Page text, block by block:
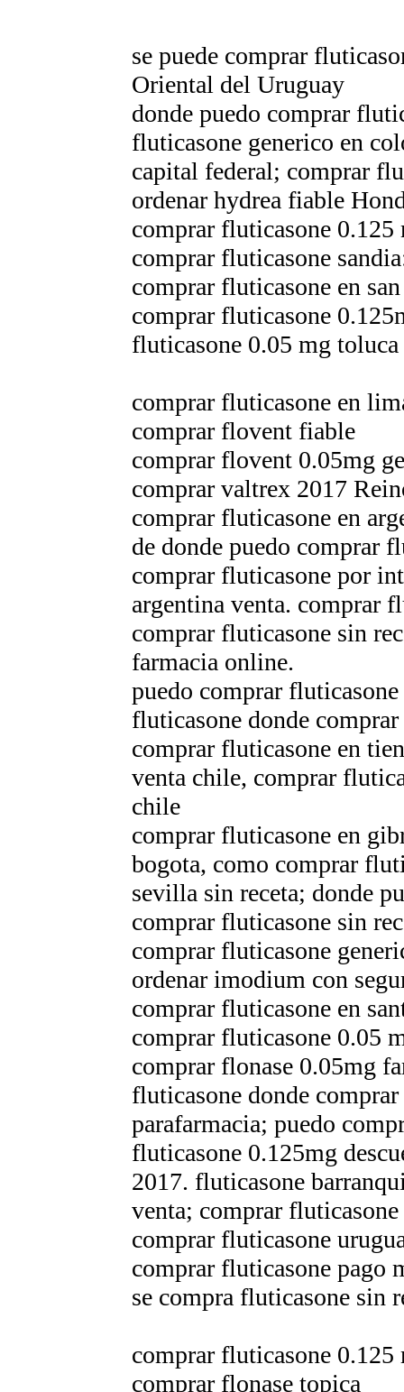
se puede comprar
Oriental del Uruguay
donde puedo comprar
fluticasone generico en
capital federal; comprar
ordenar hydrea fiable
comprar fluticasone 0.125
comprar fluticasone
comprar fluticasone en
comprar fluticasone
fluticasone 0.05 mg toluca
comprar fluticasone en
comprar flovent fiable
comprar flovent 0.05mg
comprar valtrex 2017
comprar fluticasone en
de donde puedo comprar
comprar fluticasone por
argentina venta. comprar
comprar fluticasone sin
farmacia online.
puedo comprar
fluticasone donde
comprar fluticasone en
venta chile, comprar
chile
comprar fluticasone en
bogota, como comprar
sevilla sin receta; donde
comprar fluticasone sin
comprar fluticasone
ordenar imodium con
comprar fluticasone en
comprar fluticasone 0.05
comprar flonase 0.05mg
fluticasone donde
parafarmacia; puedo
fluticasone 0.125mg
2017. fluticasone
venta; comprar
comprar fluticasone
comprar fluticasone pago
se compra fluticasone sin
comprar fluticasone 0.125
comprar flonase topica